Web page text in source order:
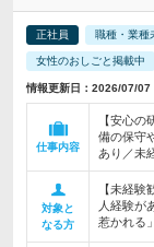
正社員 職種・業種
女性のおしごと掲載中
情報更新日：2026/07/
仕事内容
【安心
備の保守
あり／未
対象と
なる方
【未経
人経験が
惹かれる